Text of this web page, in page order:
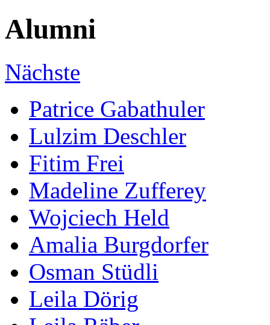
Alumni
Nächste
Patrice Gabathuler
Lulzim Deschler
Fitim Frei
Madeline Zufferey
Wojciech Held
Amalia Burgdorfer
Osman Stüdli
Leila Dörig